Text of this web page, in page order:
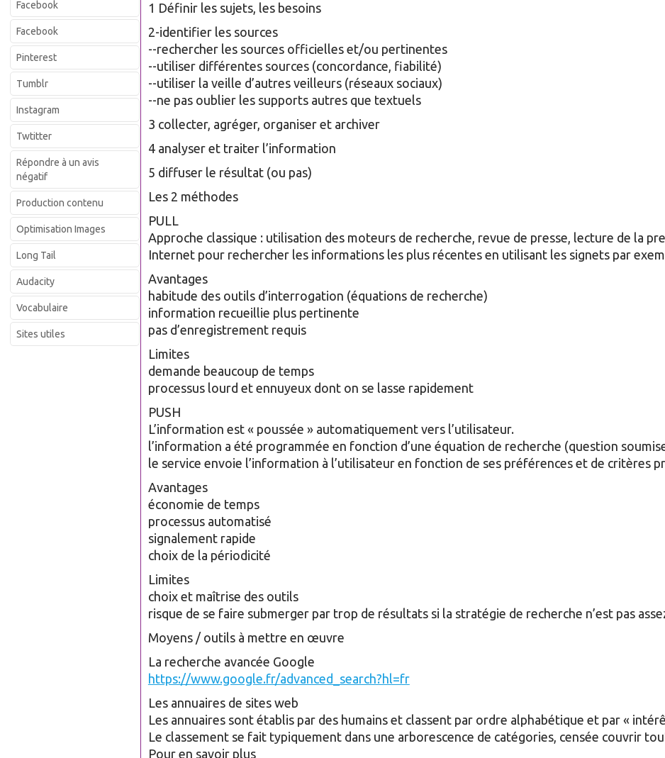
Facebook
Facebook
Pinterest
Tumblr
Instagram
Twtitter
Répondre à un avis
négatif
Production contenu
Optimisation Images
Long Tail
Audacity
Vocabulaire
Sites utiles
1 Définir les sujets, les besoins
2-identifier les sources
--rechercher les sources officielles et/ou pertinentes
--utiliser différentes sources (concordance, fiabilité)
--utiliser la veille d’autres veilleurs (réseaux sociaux)
--ne pas oublier les supports autres que textuels
3 collecter, agréger, organiser et archiver
4 analyser et traiter l’information
5 diffuser le résultat (ou pas)
Les 2 méthodes
PULL
Approche classique : utilisation des moteurs de recherche, revue de presse, lecture de la
Internet pour rechercher les informations les plus récentes en utilisant les signets par
Avantages
habitude des outils d’interrogation (équations de recherche)
information recueillie plus pertinente
pas d’enregistrement requis
Limites
demande beaucoup de temps
processus lourd et ennuyeux dont on se lasse rapidement
PUSH
L’information est « poussée » automatiquement vers l’utilisateur.
l’information a été programmée en fonction d’une équation de recherche (question
le service envoie l’information à l’utilisateur en fonction de ses préférences et de critères
Avantages
économie de temps
processus automatisé
signalement rapide
choix de la périodicité
Limites
choix et maîtrise des outils
risque de se faire submerger par trop de résultats si la stratégie de recherche n’est pas
Moyens / outils à mettre en œuvre
La recherche avancée Google
https://www.google.fr/advanced_search?hl=fr
Les annuaires de sites web
Les annuaires sont établis par des humains et classent par ordre alphabétique et par «
Le classement se fait typiquement dans une arborescence de catégories, censée couvrir
Pour en savoir plus